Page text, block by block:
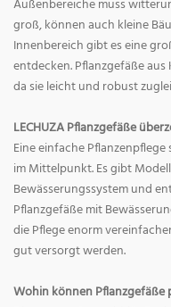
Außenbereiche muss
groß, können auch kleine
Innenbereich gibt es eine
entdecken. Pflanzgefäße
da sie leicht und robust
LECHUZA Pflanzgefäße
Eine einfache
im Mittelpunkt. Es gibt
Bewässerungssystem und
Pflanzgefäße mit
die Pflege enorm
gut versorgt werden.
Wohin können Pflanzgefäße